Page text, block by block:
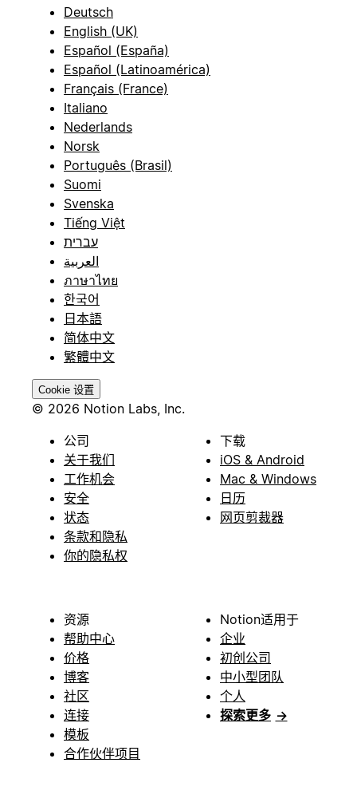
Deutsch
English (UK)
Español (España)
Español (Latinoamérica)
Français (France)
Italiano
Nederlands
Norsk
Português (Brasil)
Suomi
Svenska
Tiếng Việt
עברית
العربية
ภาษาไทย
한국어
日本語
简体中文
繁體中文
Cookie 设置
© 2026 Notion Labs, Inc.
公司
关于我们
工作机会
安全
状态
条款和隐私
你的隐私权
下载
iOS & Android
Mac & Windows
日历
网页剪裁器
资源
帮助中心
价格
博客
社区
连接
模板
合作伙伴项目
Notion适用于
企业
初创公司
中小型团队
个人
探索更多 →